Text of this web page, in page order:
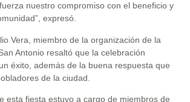
nuestro compromiso con el beneficio y
expresó.
Vera, miembro de la organización de la
Antonio resaltó que la celebración
éxito, además de la buena respuesta que
de la ciudad.
esta fiesta estuvo a cargo de miembros de